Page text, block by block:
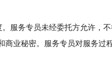
。服务专员未经委托方允许，
商业秘密。服务专员对服务